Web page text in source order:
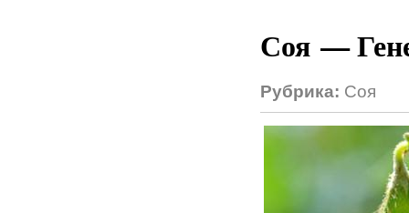
Соя —
Рубрика: Соя